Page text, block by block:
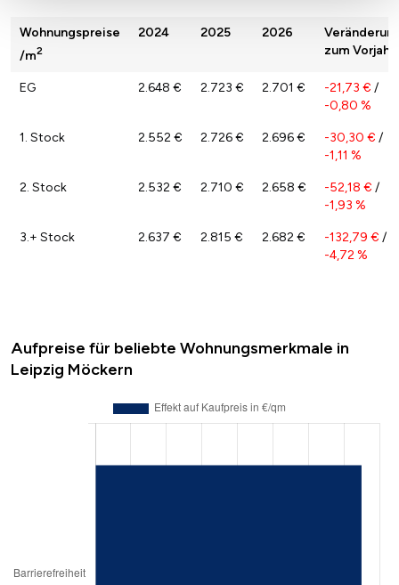
Wohnungspreise
/m2
2024 2025 2026
zum Vorjahr
EG 2.648 € 2.723 € 2.701 € -21,73 € /
-0,80 %
1. Stock 2.552 € 2.726 € 2.696 € -30,30 € /
-1,11 %
2. Stock 2.532 € 2.710 € 2.658 € -52,18 € /
-1,93 %
3.+ Stock 2.637 € 2.815 € 2.682 € -132,79 € /
-4,72 %
Aufpreise für beliebte Wohnungsmerkmale in
Leipzig Möckern